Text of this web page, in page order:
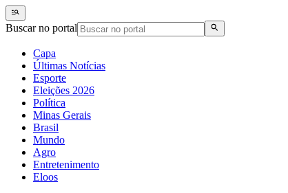
Buscar no portal
Capa
Últimas Notícias
Esporte
Eleições 2026
Política
Minas Gerais
Brasil
Mundo
Agro
Entretenimento
Eloos